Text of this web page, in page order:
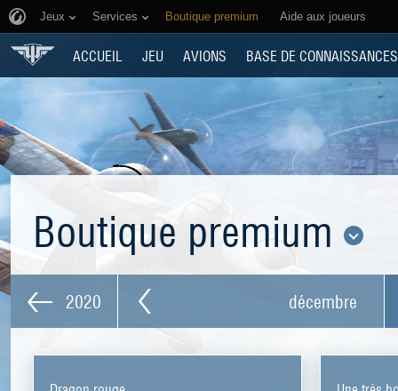
Jeux Services Boutique premium Aide aux joueurs
ACCUEIL JEU AVIONS BASE DE CONNAISSANCES
Boutique premium
2020 décembre